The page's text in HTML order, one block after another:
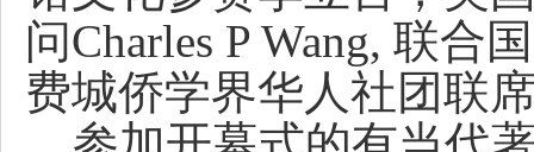
问Charles P Wang, 联合
费城侨学界华人社团联